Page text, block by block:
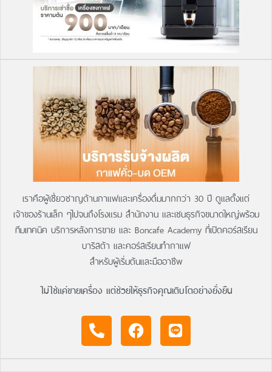
เราคือผู้เชี่ยวชาญด้านกาแฟและเครื่องดื่มมากกว่า 30 ปี ดูแลตั้งแต่
เจ้าของร้านเล็ก ๆไปจนถึงโรงแรม สำนักงาน และเชนธุรกิจขนาดใหญ่พร้อม
ทีมเทคนิค บริการหลังการขาย และ Boncafe Academy ที่เปิดคอร์สเรียน
บาริสต้า และคอร์สเรียนทำกาแฟ
สำหรับผู้เริ่มต้นและมืออาชีพ
ไม่ใช่แค่ขายเครื่อง แต่ช่วยให้ธุรกิจคุณเติบโตอย่างยั่งยืน